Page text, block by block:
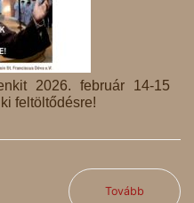
2026. február 14-15
feltöltődésre!
Tovább